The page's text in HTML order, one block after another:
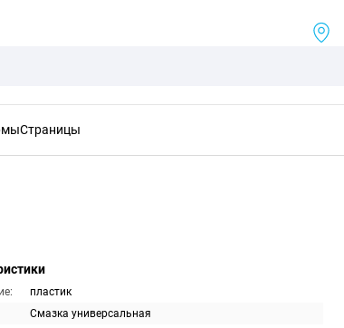
Страницы
пластик
Смазка универсальная